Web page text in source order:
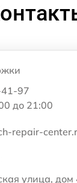
97
до 21:00
repair-
улица, дом